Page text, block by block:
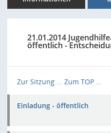
21.01.2014
öffentlich -
Zur Sitzung ... Zum TOP ...
Einladung - öffentlich